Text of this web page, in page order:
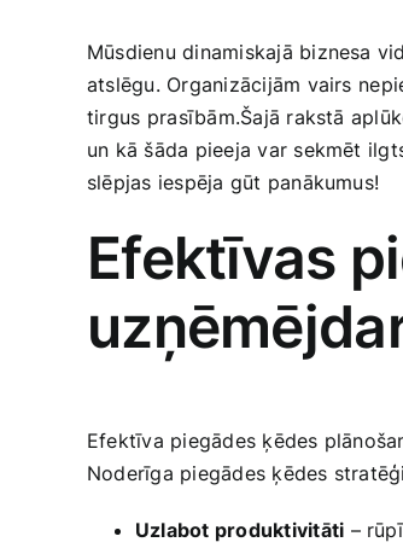
Mūsdienu​ dinamiskajā biznesa
atslēgu. Organizācijām vairs⁤
tirgus⁤ prasībām.Šajā rakstā
un kā šāda pieeja var sekmēt
slēpjas iespēja gūt panākumus!
Efektīvas
Efektīva piegādes ķēdes
Noderīga piegādes ķēdes
Uzlabot produktivitāti –